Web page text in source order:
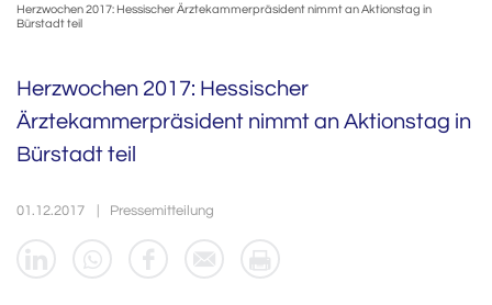
Herzwochen 2017: Hessischer Ärztekammerpräsident nimmt an Aktionstag in
Bürstadt teil
Herzwochen 2017: Hessischer
Ärztekammerpräsident nimmt an Aktionstag in
Bürstadt teil
01.12.2017 Pressemitteilung